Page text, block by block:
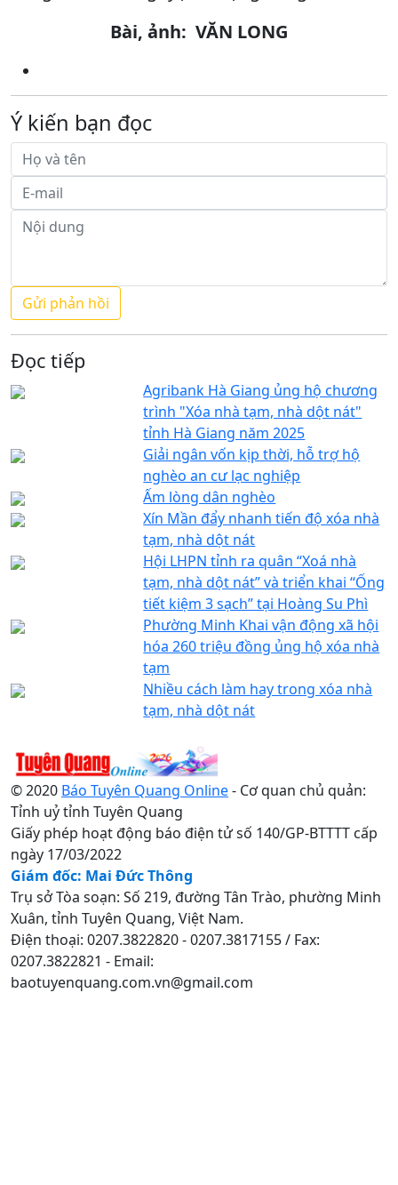
Bài, ảnh: VĂN LONG
Ý kiến bạn đọc
Đọc tiếp
Agribank Hà Giang ủng hộ chương
trình "Xóa nhà tạm, nhà dột nát"
tỉnh Hà Giang năm 2025
Giải ngân vốn kịp thời, hỗ trợ hộ
nghèo an cư lạc nghiệp
Ấm lòng dân nghèo
Xín Mần đẩy nhanh tiến độ xóa nhà
tạm, nhà dột nát
Hội LHPN tỉnh ra quân “Xoá nhà
tạm, nhà dột nát” và triển khai “Ống
tiết kiệm 3 sạch” tại Hoàng Su Phì
Phường Minh Khai vận động xã hội
hóa 260 triệu đồng ủng hộ xóa nhà
tạm
Nhiều cách làm hay trong xóa nhà
tạm, nhà dột nát
© 2020 Báo Tuyên Quang Online- Cơ quan chủ quản:
Tỉnh uỷ tỉnh Tuyên Quang
Giấy phép hoạt động báo điện tử số 140/GP-BTTTT cấp
ngày 17/03/2022
Giám đốc: Mai Đức Thông
Trụ sở Tòa soạn: Số 219, đường Tân Trào, phường Minh
Xuân, tỉnh Tuyên Quang, Việt Nam.
Điện thoại: 0207.3822820 - 0207.3817155 / Fax:
0207.3822821 - Email:
baotuyenquang.com.vn@gmail.com